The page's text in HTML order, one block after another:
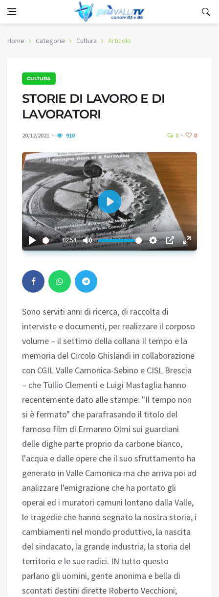
Home Categorie Cultura Articolo
CULTURA
STORIE DI LAVORO E DI
LAVORATORI
20/12/2021 910 0 0
02:54
Play
Sono serviti anni di ricerca, di raccolta di
interviste e documenti, per realizzare il corposo
volume – il settimo della collana Il tempo e la
memoria del Circolo Ghislandi in collaborazione
con CGIL Valle Camonica-Sebino e CISL Brescia
– che Tullio Clementi e Luigi Mastaglia hanno
recentemente dato alle stampe: "Il tempo non
si è fermato" che parafrasando il titolo del
famoso film di Ermanno Olmi sui guardiani
delle dighe parte proprio da carbone bianco,
l'acqua e dalle opere che il suo sfruttamento ha
generato in Valle Camonica ma che arriva poi ad
analizzare l'emigrazione che ha portato gli
operai ed i muratori camuni lontano dalla Valle,
le tragedie che hanno segnato la nostra storia, i
cambiamenti nel mondo produttivo, la nascita
del sindacato, la grande industria, la storia del
territorio e le sue radici. IN tutto questo
parlano gli uomini, gente anonima e bella di
scontati destini dirette Roberto Vecchioni;